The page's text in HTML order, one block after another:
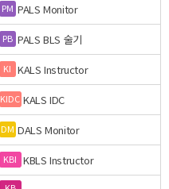
PM PALS Monitor
PB PALS BLS 술기
KI KALS Instructor
KIDC KALS IDC
DM DALS Monitor
KBI KBLS Instructor